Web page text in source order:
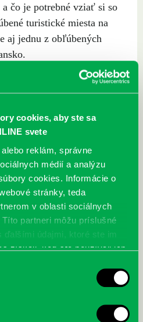
cookies, aby ste sa
svete
reklám, správne
médií a analýzu
cookies. Informácie o
stránky, teda
v oblasti sociálnych
partneri môžu príslušné
údajmi, ktoré ste im
získali, keď ste používali ich
čo je potrebné vziať si so
turistické miesta na
aj jednu z obľúbených
vecí, ktoré sú nevyhnutné
Audioknihy v
knižnice
milovníkov kníh a príbehov!